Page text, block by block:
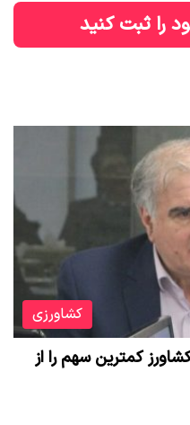
را ثبت کنید
کشاورزی
کمترین سهم را از